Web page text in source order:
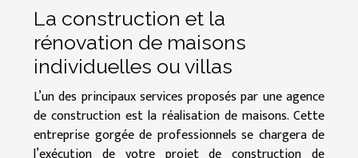
La construction et la
rénovation de maisons
individuelles ou villas
L’un des principaux services proposés par une agence
de construction est la réalisation de maisons. Cette
entreprise gorgée de professionnels se chargera de